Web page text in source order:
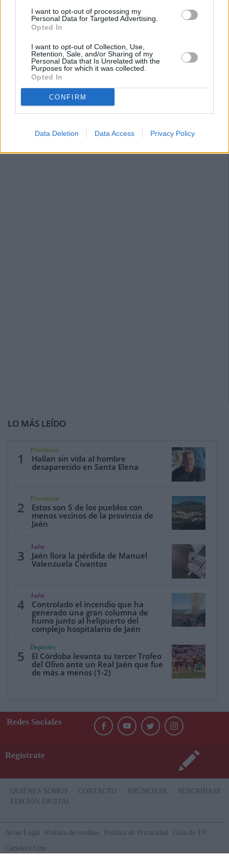
I want to opt-out of processing my
Personal Data for Targeted Advertising.
Opted In
I want to opt-out of Collection, Use,
Retention, Sale, and/or Sharing of my
Personal Data that Is Unrelated with the
Purposes for which it was collected.
Opted In
CONFIRM
Data Deletion Data Access Privacy Policy
LO MÁS LEÍDO
1
Provincia
Hallan sin vida al hombre
desaparecido en Santa Elena
2
Provincia
Estos son 5 de los pueblos con
menos vecinos de la provincia de
Jaén
3
Jaén
Jaén llora la pérdida de Manuel
Valenzuela Civantos
4
Jaén
Controlado el incendio que ha
generado una gran columna de
humo junto al helipuerto del
complejo hospitalario de Jaén
5
Deportes
El Córdoba levanta su tercer Trofeo
del Olivo ante un Real Jaén que fue
de más a menos (1-2)
Redes Sociales
Regístrate
QUIÉNES SOMOS CONTACTO ANÚNCIESE
SUSCRÍBASE
EDICIÓN DIGITAL
Aviso Legal Politica de cookies Política de Privacidad
Guía de TV
Cartelera Cine